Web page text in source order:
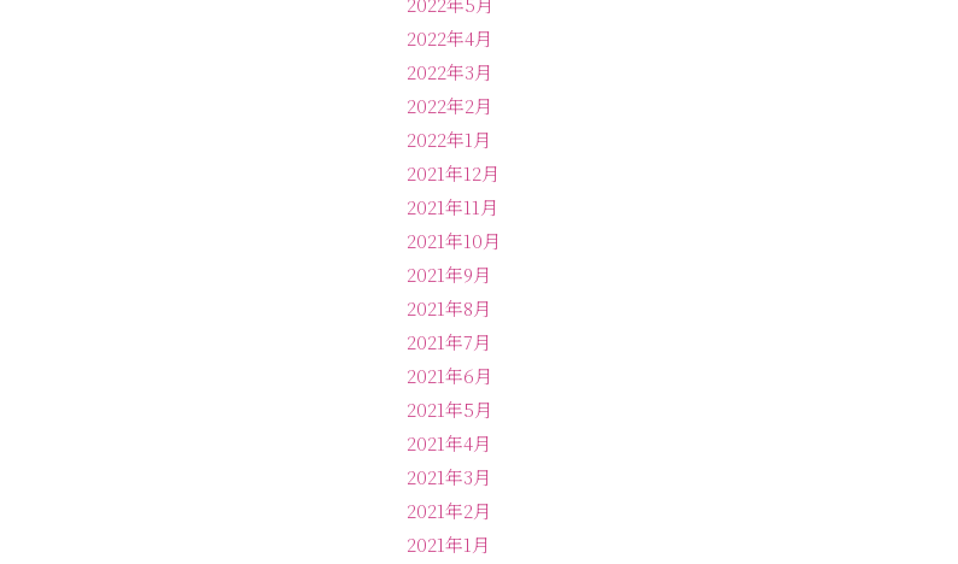
2022年4月
2022年3月
2022年2月
2022年1月
2021年12月
2021年11月
2021年10月
2021年9月
2021年8月
2021年7月
2021年6月
2021年5月
2021年4月
2021年3月
2021年2月
2021年1月